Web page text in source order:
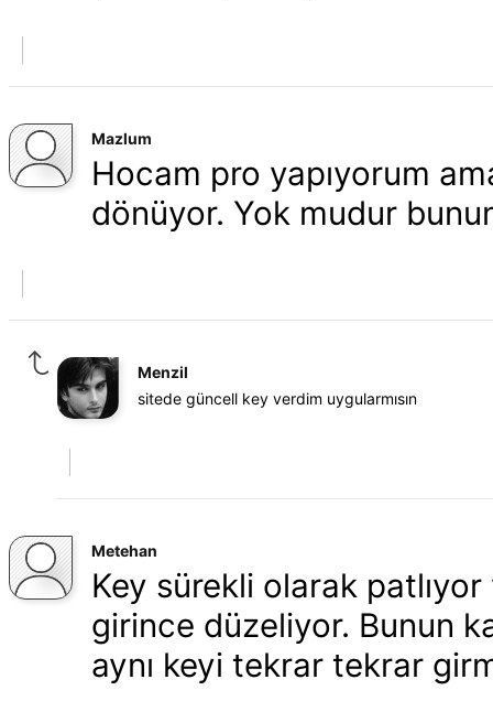
Mazlum
Hocam pro yapıyorum
dönüyor. Yok mudur
Menzil
sitede güncell key verdim uygularmısın
Metehan
Key sürekli olarak
girince düzeliyor. Bunun
aynı keyi tekrar tekrar